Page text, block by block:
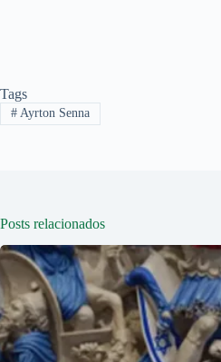
Tags
#Ayrton Senna
Posts relacionados